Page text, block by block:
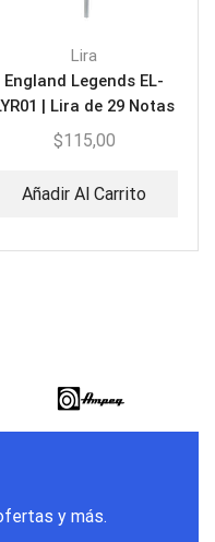
Lira
England Legends EL-
| Lira de 29 Notas
$115,00
Añadir Al Carrito
y más.